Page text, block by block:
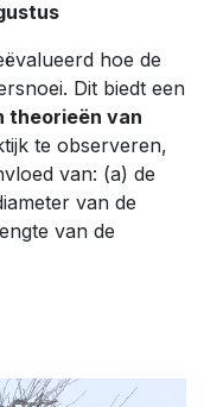
hoe de
Dit biedt een
theorieën van
te observeren,
van: (a) de
van de
van de